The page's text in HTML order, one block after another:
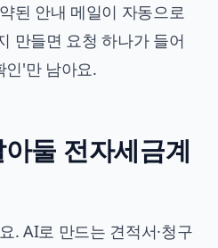
된 안내 메일이 자동으로
만들면 요청 하나가 들어
인'만 남아요.
둘 전자세금계
. AI로 만드는 견적서·청구